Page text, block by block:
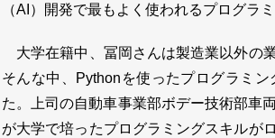
（AI）開発で最もよく使われるプログラ
大学在籍中、冨岡さんは製造業以外の
そんな中、Pythonを使ったプログラミ
た。上司の自動車事業部ボデー技術部車
が大学で培ったプログラミングスキルが